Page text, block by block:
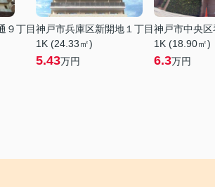
９丁目神戸市兵庫区新開地１丁目
1K (24.33㎡)
5.43万円
神戸市中央区
1K (18.90㎡)
6.3万円